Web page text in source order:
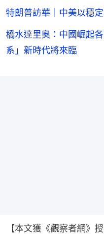
特朗普訪華｜中美以穩
橋水達里奧：中國崛起
系」新時代將來臨
【本文獲《觀察者網》